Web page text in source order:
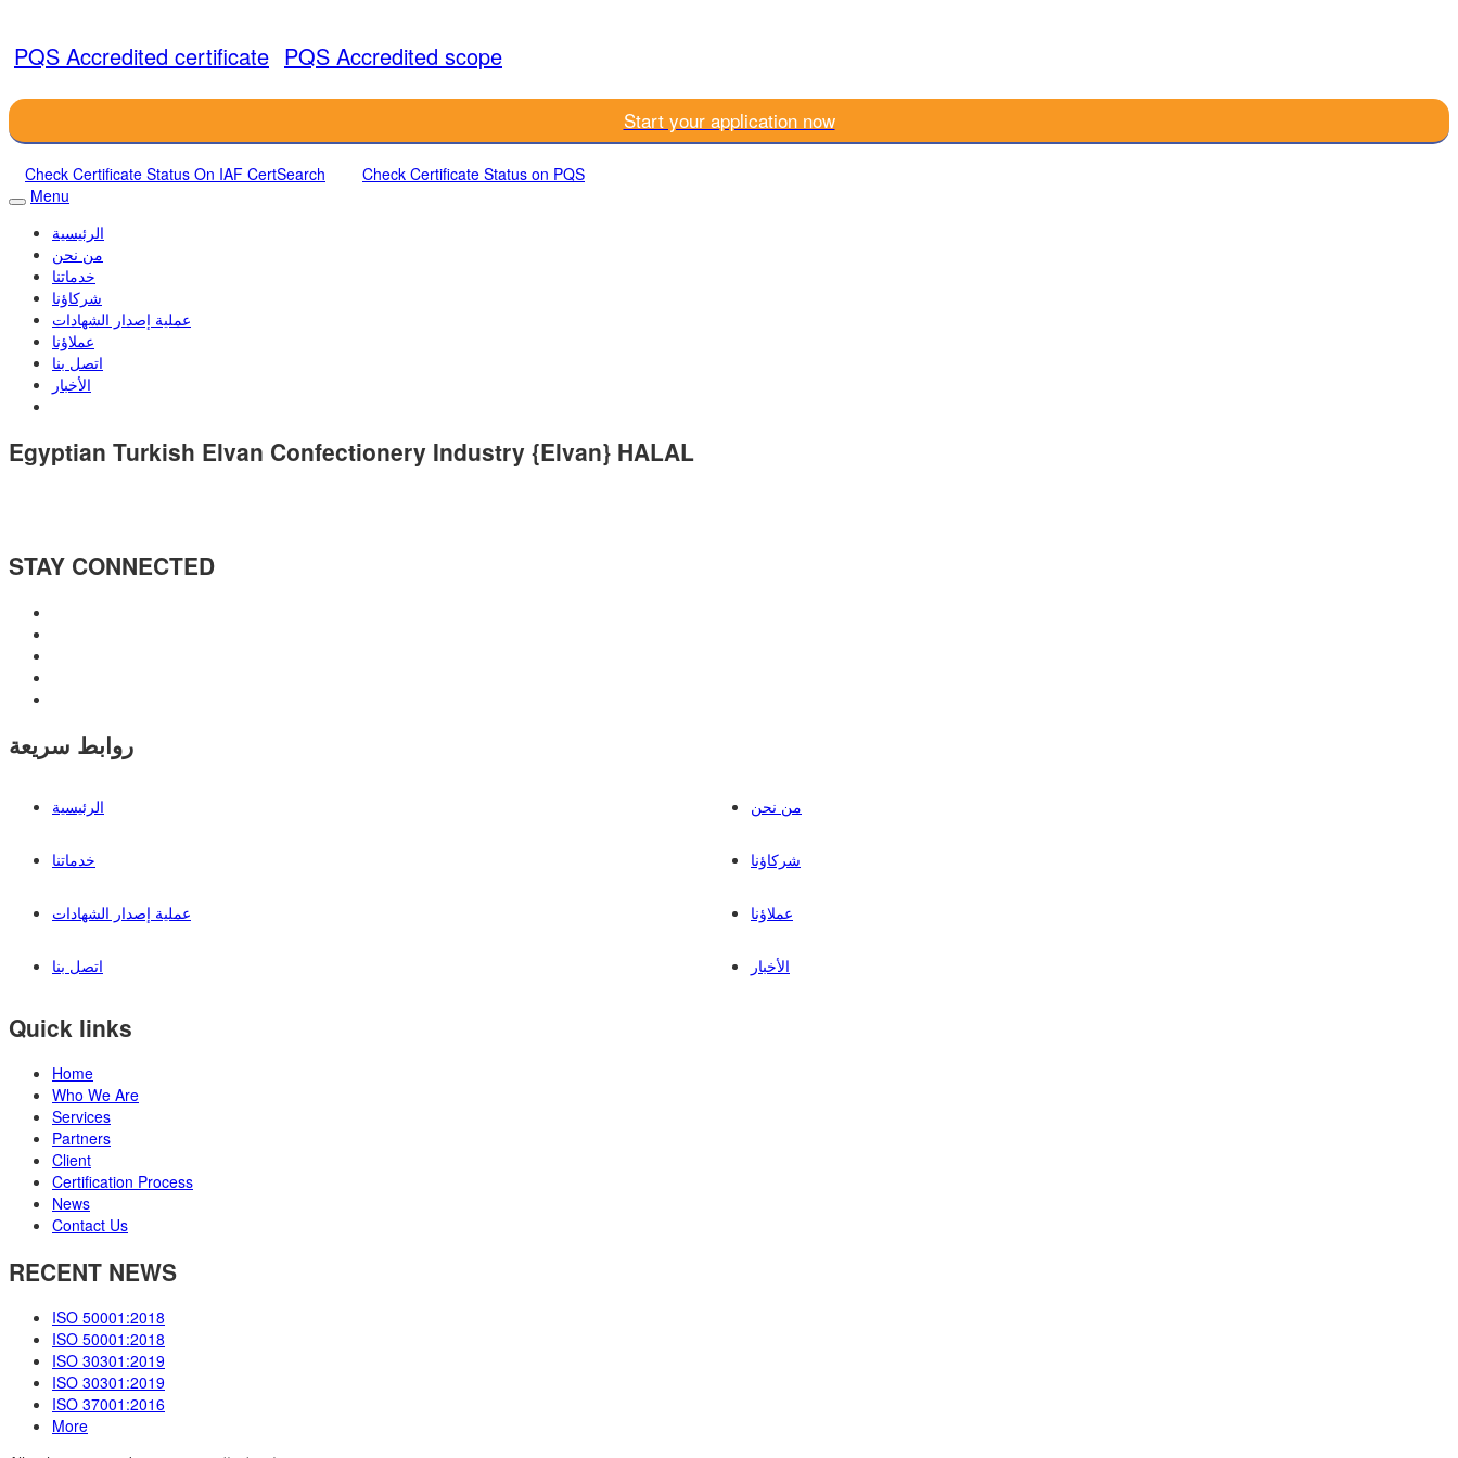
PQS Accredited certificate PQS Accredited scope
Start your application now
Check Certificate Status On IAF CertSearch
Check Certificate Status on PQS
Menu
الرئيسية
من نحن
خدماتنا
شركاؤنا
عملية إصدار الشهادات
عملاؤنا
اتصل بنا
الأخبار
Egyptian Turkish Elvan Confectionery Industry {Elvan} HALAL
STAY CONNECTED
روابط سريعة
الرئيسية من نحن
خدماتنا شركاؤنا
عملية إصدار الشهادات عملاؤنا
اتصل بنا الأخبار
Quick links
Home
Who We Are
Services
Partners
Client
Certification Process
News
Contact Us
RECENT NEWS
ISO 50001:2018
ISO 50001:2018
ISO 30301:2019
ISO 30301:2019
ISO 37001:2016
More